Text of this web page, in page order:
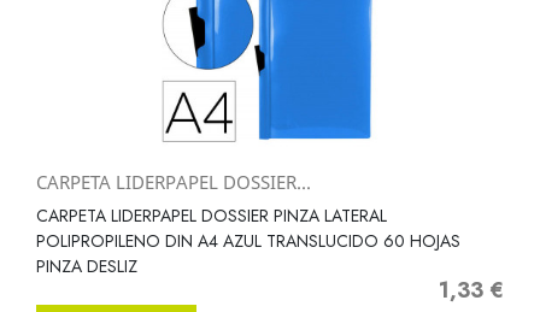
CARPETA LIDERPAPEL DOSSIER...
CARPETA LIDERPAPEL DOSSIER PINZA LATERAL
POLIPROPILENO DIN A4 AZUL TRANSLUCIDO 60 HOJAS
PINZA DESLIZ
Precio
1,33 €